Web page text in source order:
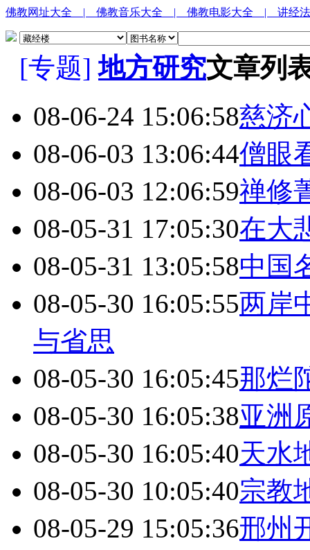
佛教网址大全 | 佛教音乐大全 | 佛教电影大全 | 讲经
[专题] 地方研究文章列
08-06-24 15:06:58慈济
08-06-03 13:06:44僧眼
08-06-03 12:06:59禅修
08-05-31 17:05:30在大
08-05-31 13:05:58中国
08-05-30 16:05:55两岸
与省思
08-05-30 16:05:45那烂
08-05-30 16:05:38亚洲
08-05-30 16:05:40天水
08-05-30 10:05:40宗教
08-05-29 15:05:36邢州